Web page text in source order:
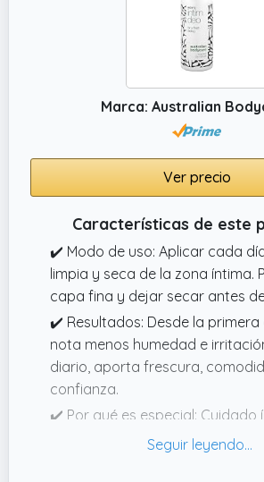
confianza total durante todo el
desodorante para todo el
hombre, que ofrece cuidado y
Marca: Australian
Ver precio
Características de este
✔️ Modo de uso: Aplicar cada
limpia y seca de la zona íntima.
capa fina y dejar secar antes
✔️ Resultados: Desde la
nota menos humedad e
diario, aporta frescura,
confianza.
✔️ Por qué es especial: Cuidado
masculino único, inspirado en la